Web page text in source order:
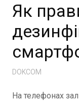
Як
DOKCOM
На телефонах